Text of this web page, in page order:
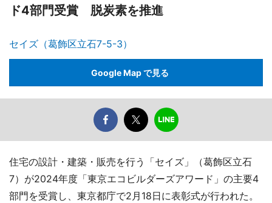
ド4部門受賞 脱炭素を推進
セイズ（葛飾区立石7-5-3）
Google Map で見る
住宅の設計・建築・販売を行う「セイズ」（葛飾区立石
7）が2024年度「東京エコビルダーズアワード」の主要4
部門を受賞し、東京都庁で2月18日に表彰式が行われた。